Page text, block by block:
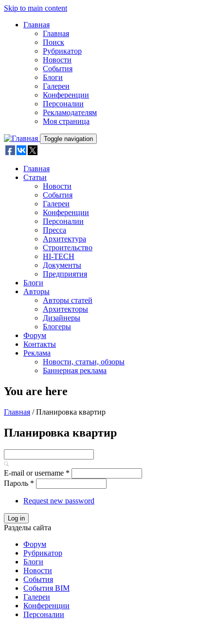
Skip to main content
Главная
Главная
Поиск
Рубрикатор
Новости
События
Блоги
Галереи
Конференции
Персоналии
Рекламодателям
Моя страница
Toggle navigation
Главная
Статьи
Новости
События
Галереи
Конференции
Персоналии
Пресса
Архитектура
Строительство
HI-TECH
Документы
Предприятия
Блоги
Авторы
Авторы статей
Архитекторы
Дизайнеры
Блогеры
Форум
Контакты
Реклама
Новости, статьи, обзоры
Баннерная реклама
You are here
Главная / Планировка квартир
Планировка квартир
E-mail or username *
Пароль *
Request new password
Log in
Разделы сайта
Форум
Рубрикатор
Блоги
Новости
События
События BIM
Галереи
Конференции
Персоналии